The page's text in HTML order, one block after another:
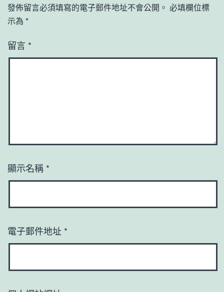
發佈留言必須填寫的電子郵件地址不會公開。 必填欄位標
示為 *
留言 *
顯示名稱 *
電子郵件地址 *